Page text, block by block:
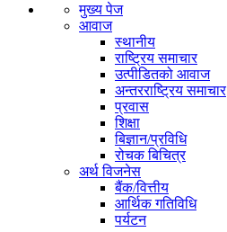
मुख्य पेज
आवाज
स्थानीय
राष्ट्रिय समाचार
उत्पीडितको आवाज
अन्तरराष्ट्रिय समाचार
प्रवास
शिक्षा
बिज्ञान/प्रविधि
रोचक बिचित्र
अर्थ विजनेस
बैंक/वित्तीय
आर्थिक गतिविधि
पर्यटन